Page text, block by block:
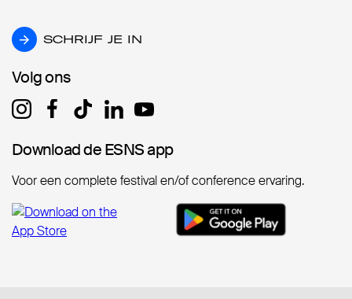
SCHRIJF JE IN
SCHRIJF JE IN
Volg ons
Volg ons
Download de ESNS app
Download de ESNS app
Voor een complete festival en/of conference ervaring.